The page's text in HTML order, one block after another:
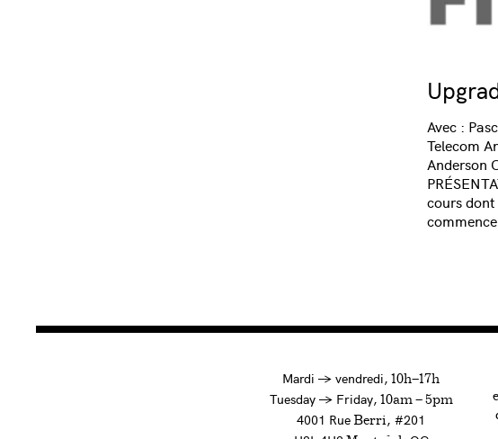
Avec :
Telecom
Anderson
cours
Mardi →àvendredi, 10h—17h
Tuesday →to
Friday, 10am — 5pm
4001 Rue Berri , #201